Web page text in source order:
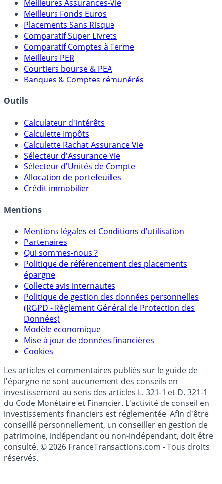
Meilleures Assurances-Vie
Meilleurs Fonds Euros
Placements Sans Risque
Comparatif Super Livrets
Comparatif Comptes à Terme
Meilleurs PER
Courtiers bourse & PEA
Calculateur d'intérêts
Calculette Impôts
Calculette Rachat Assurance Vie
Sélecteur d'Assurance Vie
Sélecteur d'Unités de Compte
Allocation de portefeuilles
Mentions légales et Conditions d’utilisation
Partenaires
Qui sommes-nous ?
Politique de référencement des placements
épargne
Collecte avis internautes
Politique de gestion des données personnelles
(RGPD - Règlement Général de Protection des
Données)
Modèle économique
Mise à jour de données financières
Cookies
Les articles et commentaires publiés sur le guide de
l'épargne ne sont aucunement des conseils en
investissement au sens des articles L. 321-1 et D. 321-1
du Code Monétaire et Financier. L'activité de conseil en
investissements financiers est réglementée. Afin d'être
conseillé personnellement, un conseiller en gestion de
patrimoine, indépendant ou non-indépendant, doit être
consulté. © 2026 FranceTransactions.com - Tous droits